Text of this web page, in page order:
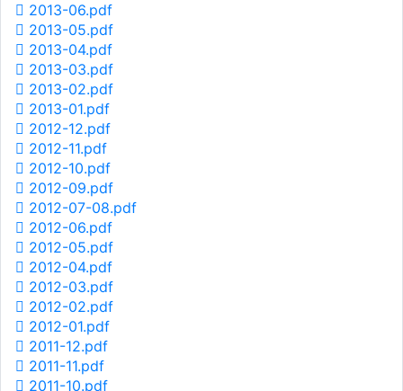
2013-06.pdf
2013-05.pdf
2013-04.pdf
2013-03.pdf
2013-02.pdf
2013-01.pdf
2012-12.pdf
2012-11.pdf
2012-10.pdf
2012-09.pdf
2012-07-08.pdf
2012-06.pdf
2012-05.pdf
2012-04.pdf
2012-03.pdf
2012-02.pdf
2012-01.pdf
2011-12.pdf
2011-11.pdf
2011-10.pdf